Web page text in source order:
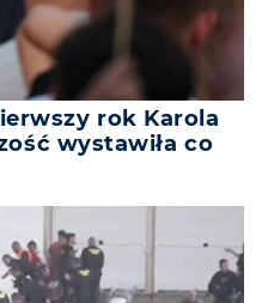
rok Karola
wystawiła co